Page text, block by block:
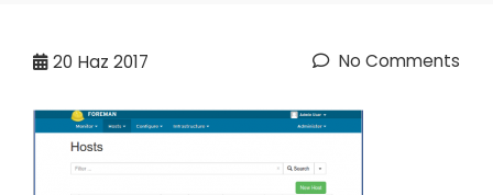
20 Haz 2017 No Comments